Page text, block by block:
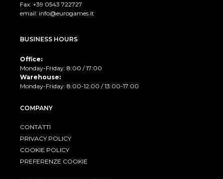
Fax. +39 0543 722727
email: info@eurogames.it
BUSINESS HOURS
Office:
Monday-Friday: 8:00 / 17:00
Warehouse:
Monday-Friday: 8:00-12:00 / 13:00-17:00
COMPANY
CONTATTI
PRIVACY POLICY
COOKIE POLICY
PREFERENZE COOKIE